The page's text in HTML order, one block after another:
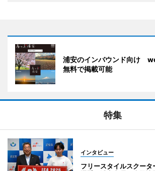
浦安のインバウンド向け
無料で掲載可能
特集
インタビュー
フリースタイルスクー